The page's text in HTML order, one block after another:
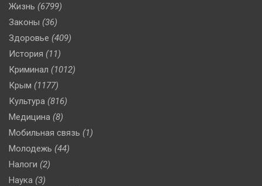
Жизнь (6799)
Законы (36)
Здоровье (409)
История (11)
Криминал (1012)
Крым (1177)
Культура (816)
Медицина (8)
Мобильная связь (1)
Молодежь (44)
Налоги (2)
Наука (3)